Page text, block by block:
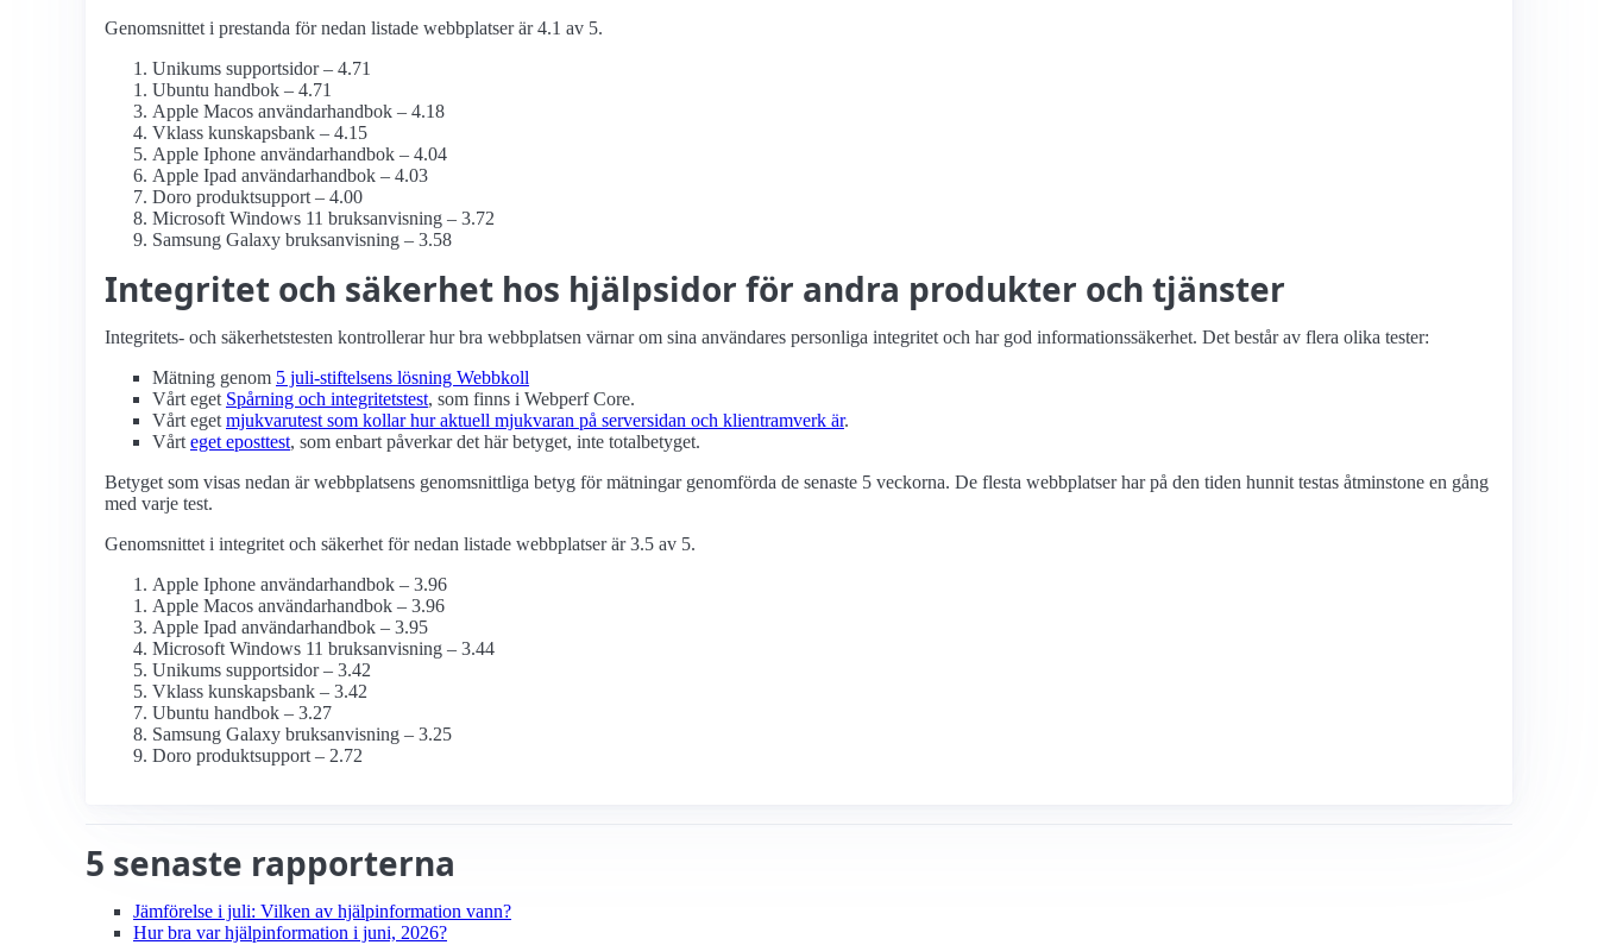
Genomsnittet i prestanda för nedan listade webbplatser är 4.1 av 5.
Unikums supportsidor – 4.71
Ubuntu handbok – 4.71
Apple Macos användarhandbok – 4.18
Vklass kunskapsbank – 4.15
Apple Iphone användarhandbok – 4.04
Apple Ipad användarhandbok – 4.03
Doro produktsupport – 4.00
Microsoft Windows 11 bruksanvisning – 3.72
Samsung Galaxy bruksanvisning – 3.58
Integritet och säkerhet hos hjälpsidor för andra produkter och tjänster
Integritets- och säkerhetstesten kontrollerar hur bra webbplatsen värnar om sina användares personliga integritet och har god informations­säkerhet. Det består av flera olika tester:
Mätning genom 5 juli-stiftelsens lösning Webbkoll
Vårt eget Spårning och integritetstest, som finns i Webperf Core.
Vårt eget mjukvarutest som kollar hur aktuell mjukvaran på serversidan och klient­ramverk är.
Vårt eget eposttest, som enbart påverkar det här betyget, inte totalbetyget.
Betyget som visas nedan är webbplatsens genomsnittliga betyg för mätningar genomförda de senaste 5 veckorna. De flesta webbplatser har på den tiden hunnit testas åtminstone en gång
med varje test.
Genomsnittet i integritet och säkerhet för nedan listade webbplatser är 3.5 av 5.
Apple Iphone användarhandbok – 3.96
Apple Macos användarhandbok – 3.96
Apple Ipad användarhandbok – 3.95
Microsoft Windows 11 bruksanvisning – 3.44
Unikums supportsidor – 3.42
Vklass kunskapsbank – 3.42
Ubuntu handbok – 3.27
Samsung Galaxy bruksanvisning – 3.25
Doro produktsupport – 2.72
5 senaste rapporterna
Jämförelse i juli: Vilken av hjälpinformation vann?
Hur bra var hjälpinformation i juni, 2026?